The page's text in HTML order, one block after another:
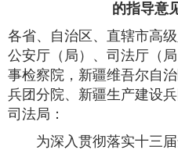
的指导意
各省、自治区、直辖市高
公安厅（局）、司法厅（
事检察院，新疆维吾尔自
兵团分院、新疆生产建设
司法局：
为深入贯彻落实十三届